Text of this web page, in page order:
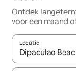
Ontdek
voor een maand
Locatie
Wanneer er